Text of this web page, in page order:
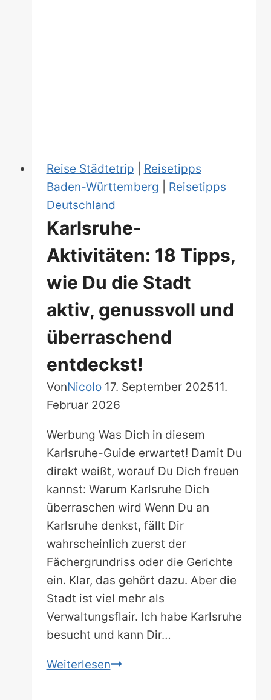
Reise Städtetrip
Reisetipps
Baden-Württemberg
Reisetipps
Deutschland
Karlsruhe-
Aktivitäten: 18 Tipps,
wie Du die Stadt
aktiv, genussvoll und
überraschend
entdeckst!
VonNicolo 17. September 202511.
Februar 2026
Werbung Was Dich in diesem
Karlsruhe-Guide erwartet! Damit Du
direkt weißt, worauf Du Dich freuen
kannst: Warum Karlsruhe Dich
überraschen wird Wenn Du an
Karlsruhe denkst, fällt Dir
wahrscheinlich zuerst der
Fächergrundriss oder die Gerichte
ein. Klar, das gehört dazu. Aber die
Stadt ist viel mehr als
Verwaltungsflair. Ich habe Karlsruhe
besucht und kann Dir…
WeiterlesenKarlsruhe-